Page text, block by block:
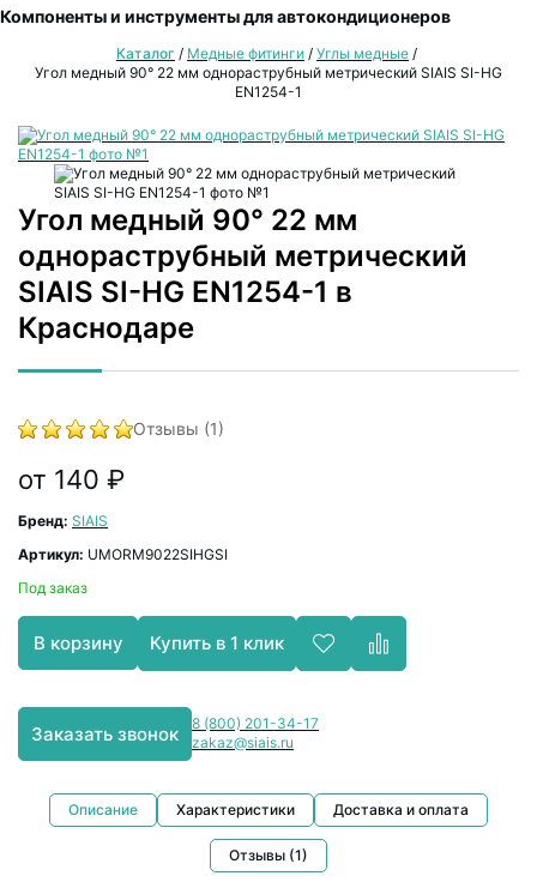
Компоненты и инструменты для автокондиционеров
Каталог / Медные фитинги / Углы медные /
Угол медный 90° 22 мм однораструбный метрический SIAIS SI-HG
EN1254-1
Угол медный 90° 22 мм
однораструбный метрический
SIAIS SI-HG EN1254-1 в
Краснодаре
Отзывы (1)
от 140 ₽
Бренд: SIAIS
Артикул: UMORM9022SIHGSI
Под заказ
В корзину Купить в 1 клик
Заказать звонок
8 (800) 201-34-17
zakaz@siais.ru
Описание Характеристики Доставка и оплата
Отзывы (1)